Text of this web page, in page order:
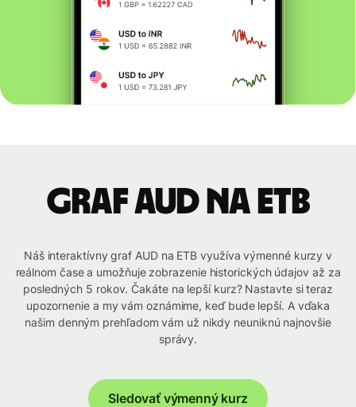
graf AUD na ETB
Náš interaktívny graf AUD na ETB využíva výmenné kurzy v
reálnom čase a umožňuje zobrazenie historických údajov až za
posledných 5 rokov. Čakáte na lepší kurz? Nastavte si teraz
upozornenie a my vám oznámime, keď bude lepší. A vďaka
našim denným prehľadom vám už nikdy neuniknú najnovšie
správy.
Sledovať výmenný kurz